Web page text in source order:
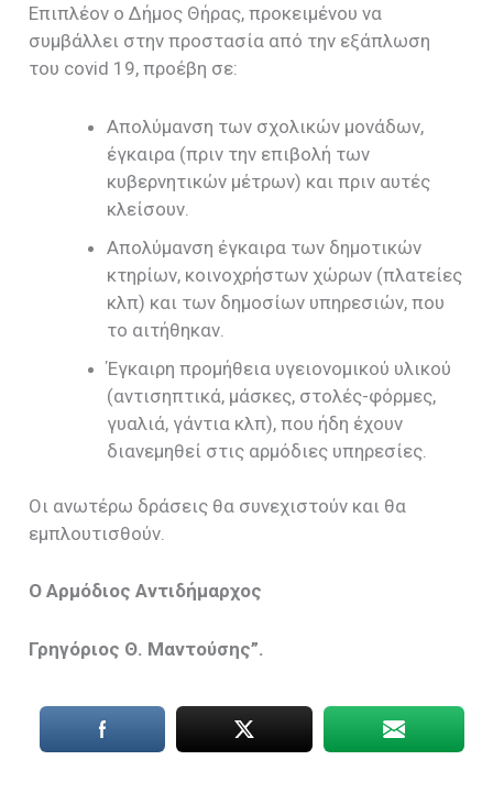
Επιπλέον ο Δήμος Θήρας, προκειμένου να
συμβάλλει στην προστασία από την εξάπλωση
του covid 19, προέβη σε:
Απολύμανση των σχολικών μονάδων,
έγκαιρα (πριν την επιβολή των
κυβερνητικών μέτρων) και πριν αυτές
κλείσουν.
Απολύμανση έγκαιρα των δημοτικών
κτηρίων, κοινοχρήστων χώρων (πλατείες
κλπ) και των δημοσίων υπηρεσιών, που
το αιτήθηκαν.
Έγκαιρη προμήθεια υγειονομικού υλικού
(αντισηπτικά, μάσκες, στολές-φόρμες,
γυαλιά, γάντια κλπ), που ήδη έχουν
διανεμηθεί στις αρμόδιες υπηρεσίες.
Οι ανωτέρω δράσεις θα συνεχιστούν και θα
εμπλουτισθούν.
Ο Αρμόδιος Αντιδήμαρχος
Γρηγόριος Θ. Μαντούσης”.